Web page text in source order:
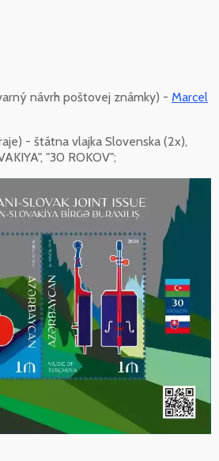
návrh poštovej známky) - Marcel
- štátna vlajka Slovenska (2x),
"30 ROKOV";